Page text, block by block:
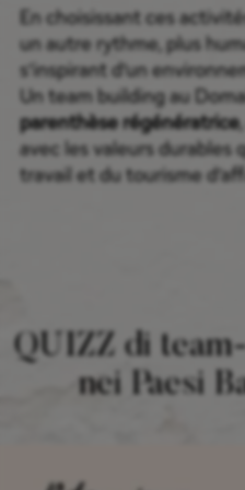
En choisissant ces
un autre rythme, plus
s’inspirant d’un
Un team building au
parenthèse régénératrice
avec les valeurs durables
travail et du tourisme
QUIZZ di
nei Paesi